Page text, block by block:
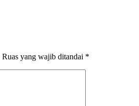
Ruas yang wajib ditandai *